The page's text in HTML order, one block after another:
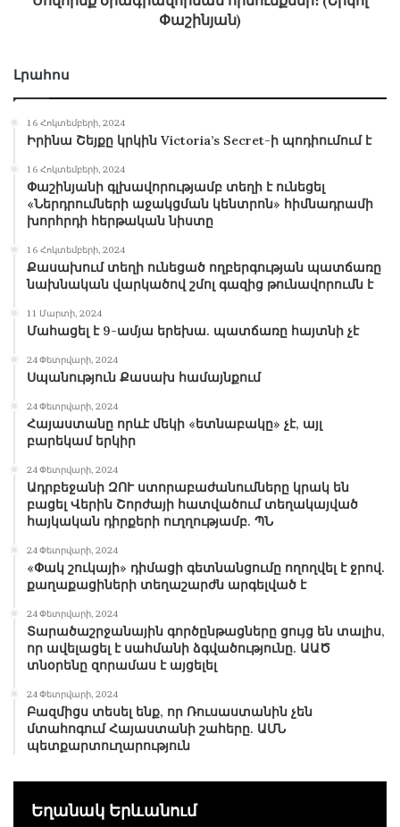
առանցքային են ՀՀ-ում իրավակարգի և մարդու
սեփականության անվտանգության
պետք է յուրաքանչյուր քաղաքացու մոտ
յուրաքանչյուր քաղաքացու համար պետք է
ունենա խիստ զգաստացնող նշանակություն: Մյուս
կողմից՝ ոստիկանության համազգեստով մարդ
տեսնելիս ՀՀ քաղաքացին պետք է իրեն
պաշտպանված զգա, պետք է նրան ընկալի որպես
կասկածելու կարելի է դիմել սեփական՝ իրավունքի
լուծելու առումով: Սա մեծագույն խնդիրն է, որը
նկատել՝ երրորդ հանրապետության պատմության
մեջ այս խնդիրը միշտ բարդություններ է ունեցել, և
չկա այն լուծելու շատ ճշգրիտ բանաձև. երբեմն եղել
է, որ պատկառանքը եղել է չափից շատ՝
սահմանակցելով վախի և նեգատիվ այլ
զգացումների հետ, երբեմն դրականն այնքան շատ
է եղել, որ զգաստության զգացումը չափից ավելի
քիչ է եղել:«Սա պահանջում է երկարատև,
հիմնված, և, պարոն Ղազարյան, Ձեր խնդիրն է՝ այդ
աշխատանքը կատարել: Ոստիկանությունը
վարչապետին ենթակա մարմին է, և
ոստիկանության գործունեությունը, դրա որակն
ուղիղ կապվում է երկրի ղեկավարի և քաղաքացու
հարաբերությունների հետ: ՀՀ ոստիկանությունն
որպես ՀՀ վարչապետի ներկայացուցիչ, ով շփվում
Փաշինյան)
Լրահոս
16 Հոկտեմբերի, 2024
Իրինա Շեյքը կրկին Victoria’s Secret-ի պոդիումում է
16 Հոկտեմբերի, 2024
Փաշինյանի գլխավորությամբ տեղի է ունեցել
«Ներդրումների աջակցման կենտրոն» հիմնադրամի
խորհրդի հերթական նիստը
16 Հոկտեմբերի, 2024
Քասախում տեղի ունեցած ողբերգության պատճառը
նախնական վարկածով շմոլ գազից թունավորումն է
11 Մարտի, 2024
Մահացել է 9-ամյա երեխա. պատճառը հայտնի չէ
24 Փետրվարի, 2024
Սպանություն Քասախ համայնքում
24 Փետրվարի, 2024
Հայաստանը որևէ մեկի «ետնաբակը» չէ, այլ
բարեկամ երկիր
24 Փետրվարի, 2024
Ադրբեջանի ԶՈՒ ստորաբաժանումները կրակ են
բացել Վերին Շորժայի հատվածում տեղակայված
հայկական դիրքերի ուղղությամբ. ՊՆ
24 Փետրվարի, 2024
«Փակ շուկայի» դիմացի գետնանցումը ողողվել է ջրով.
քաղաքացիների տեղաշարժն արգելված է
24 Փետրվարի, 2024
Տարածաշրջանային գործընթացները ցույց են տալիս,
որ ավելացել է սահմանի ձգվածությունը. ԱԱԾ
տնօրենը զորամաս է այցելել
24 Փետրվարի, 2024
Բազմիցս տեսել ենք, որ Ռուսաստանին չեն
մտահոգում Հայաստանի շահերը. ԱՄՆ
պետքարտուղարություն
Եղանակ Երևանում